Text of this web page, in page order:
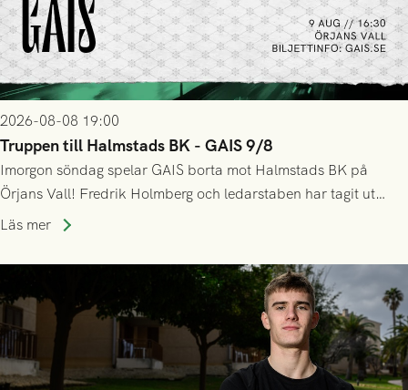
2026-08-08 19:00
Truppen till Halmstads BK - GAIS 9/8
Imorgon söndag spelar GAIS borta mot Halmstads BK på
Örjans Vall! Fredrik Holmberg och ledarstaben har tagit ut
följande trupp till matchen:
Läs mer